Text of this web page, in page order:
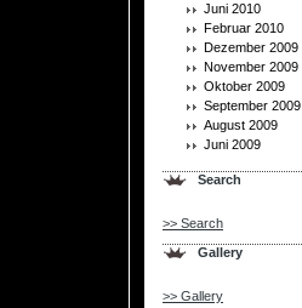
Juni 2010
Februar 2010
Dezember 2009
November 2009
Oktober 2009
September 2009
August 2009
Juni 2009
Search
>> Search
Gallery
>> Gallery